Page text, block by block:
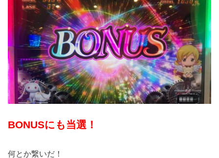
BONUSにも当選！
何とか繋いだ！